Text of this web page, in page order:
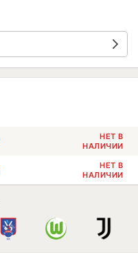
НЕТ В
НАЛИЧИИ
НЕТ В
НАЛИЧИИ